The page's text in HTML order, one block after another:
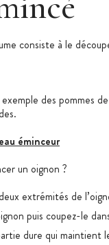
consiste à le
des pommes
éminceur
un oignon ?
extrémités de
puis coupez-le
dure qui maintient